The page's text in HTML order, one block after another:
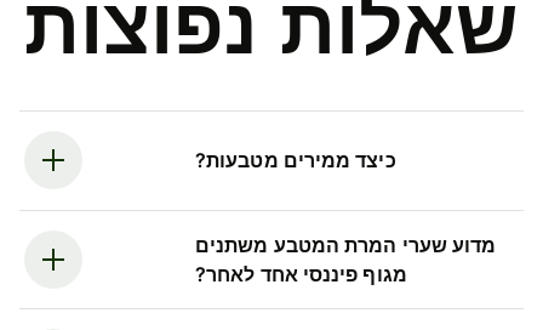
שאלות נפוצות
כיצד ממירים מטבעות?
מדוע שערי המרת המטבע משתנים
מגוף פיננסי אחד לאחר?